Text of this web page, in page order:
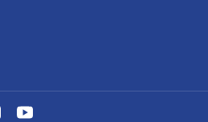
InstagramYouTube